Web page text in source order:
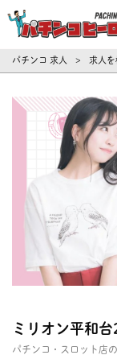
パチンコ 求人 > 求人
ミリオン平和
パチンコ・スロット店